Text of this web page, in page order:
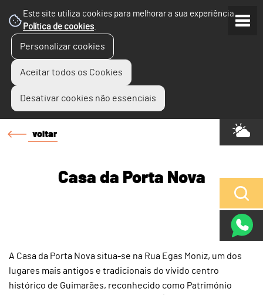
Este site utiliza cookies para melhorar a sua experiência.
Política de cookies.
Personalizar cookies
Aceitar todos os Cookies
Desativar cookies não essenciais
voltar
Casa da Porta Nova
A Casa da Porta Nova situa-se na Rua Egas Moniz, um dos
lugares mais antigos e tradicionais do vívido centro
histórico de Guimarães, reconhecido como Património